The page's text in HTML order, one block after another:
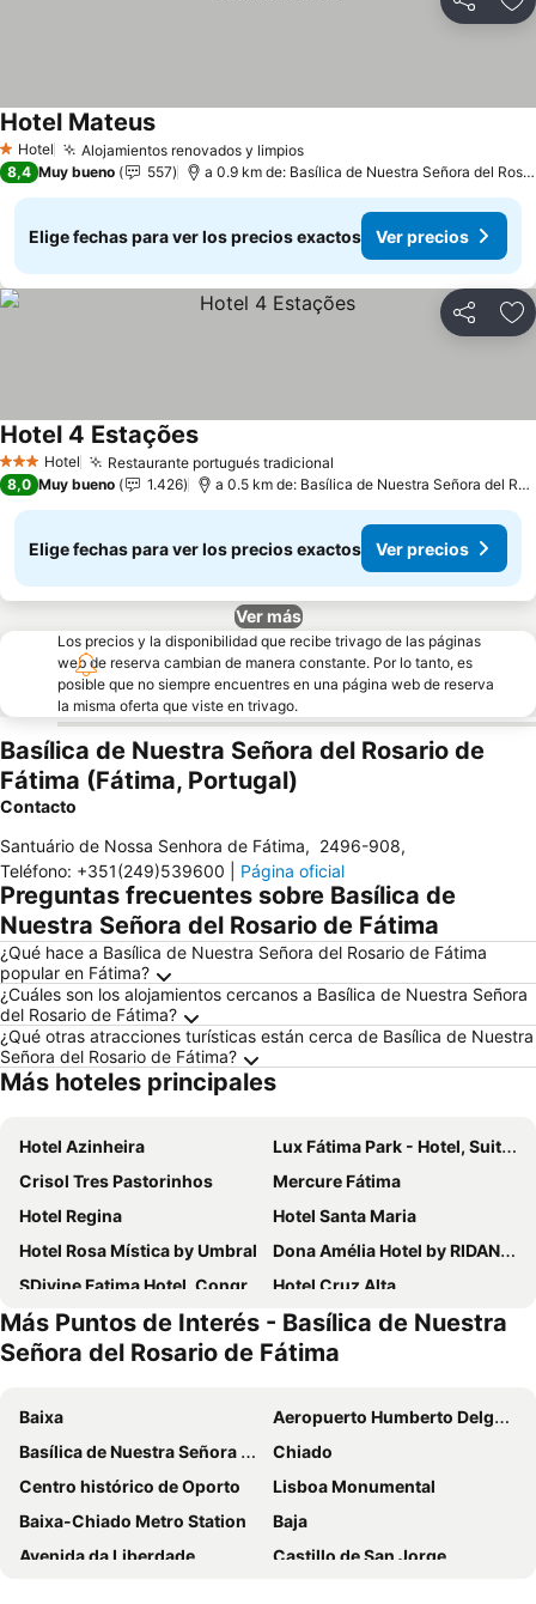
Compartir
1 Estrellas
Hotel Alojamientos renovados y limpiosVer precios
Hotel MateusVer precios
8,4 Muy bueno 557 a 0.9 km de: Basílica de Nuestra Señora del
Elige fechas para ver los precios exactos Ver precios
Compartir
3 Estrellas
Hotel Restaurante portugués tradicional
Hotel 4 EstaçõesVer precios
8,0 Muy bueno 1.426 a 0.5 km de: Basílica de Nuestra Señora del
Elige fechas para ver los precios exactos Ver precios
Ver más
Los precios y la disponibilidad que recibe trivago de las páginas
web de reserva cambian de manera constante. Por lo tanto, es
posible que no siempre encuentres en una página web de reserva
la misma oferta que viste en trivago.
Basílica de Nuestra Señora del Rosario de
Fátima (Fátima, Portugal)
Contacto
Santuário de Nossa Senhora de Fátima, 2496-908,
Teléfono: +351(249)539600 Página oficial
Preguntas frecuentes sobre Basílica de
Nuestra Señora del Rosario de Fátima
¿Qué hace a Basílica de Nuestra Señora del Rosario de Fátima
popular en Fátima?
¿Cuáles son los alojamientos cercanos a Basílica de Nuestra Señora
del Rosario de Fátima?
¿Qué otras atracciones turísticas están cerca de Basílica de Nuestra
Señora del Rosario de Fátima?
Más hoteles principales
Hotel Azinheira
Lux Fátima Park - Hotel, Suites & Residence
Crisol Tres Pastorinhos
Mercure Fátima
Hotel Regina
Hotel Santa Maria
Hotel Rosa Mística by Umbral
Dona Amélia Hotel by RIDAN Hotels
SDivine Fatima Hotel, Congress & Spirituality
Hotel Cruz Alta
Residencia S. Francisco
Micasa Inn Fátima
Hotel Estrela De Fatima
Villa Fatima Hotel by Umbral
Ribeiro Hotel
Hotel Fatima Center
Hotel Santo António de Fátima
Hotel Fátima
Residencial Santa Clara
Stay Hotel Leiria Centro
Dolinas Climbing Hotel
Coração de Fátima Boutique Hotel
Hotel Sao Jose
Hotel Casa da Nora
Más Puntos de Interés - Basílica de Nuestra
Señora del Rosario de Fátima
Baixa
Aeropuerto Humberto Delgado
Basílica de Nuestra Señora del Rosario de Fátima
Chiado
Centro histórico de Oporto
Lisboa Monumental
Baixa-Chiado Metro Station
Baja
Avenida da Liberdade
Castillo de San Jorge